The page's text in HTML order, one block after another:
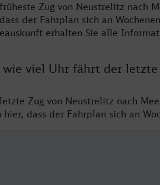
Zug von Neustrelitz nach
der Fahrplan sich an
erhalten Sie alle
wie viel Uhr fährt der
Zug von Neustrelitz nach
hier, dass der Fahrplan sich an